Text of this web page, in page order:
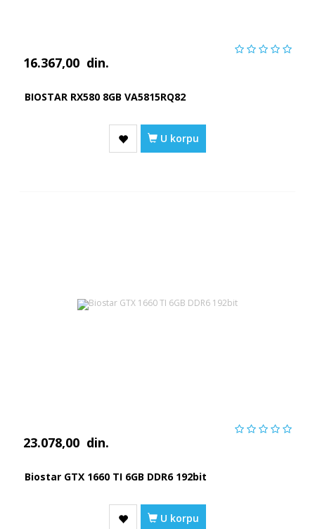
16.367,00 din.
BIOSTAR RX580 8GB VA5815RQ82
U korpu
23.078,00 din.
Biostar GTX 1660 TI 6GB DDR6 192bit
U korpu